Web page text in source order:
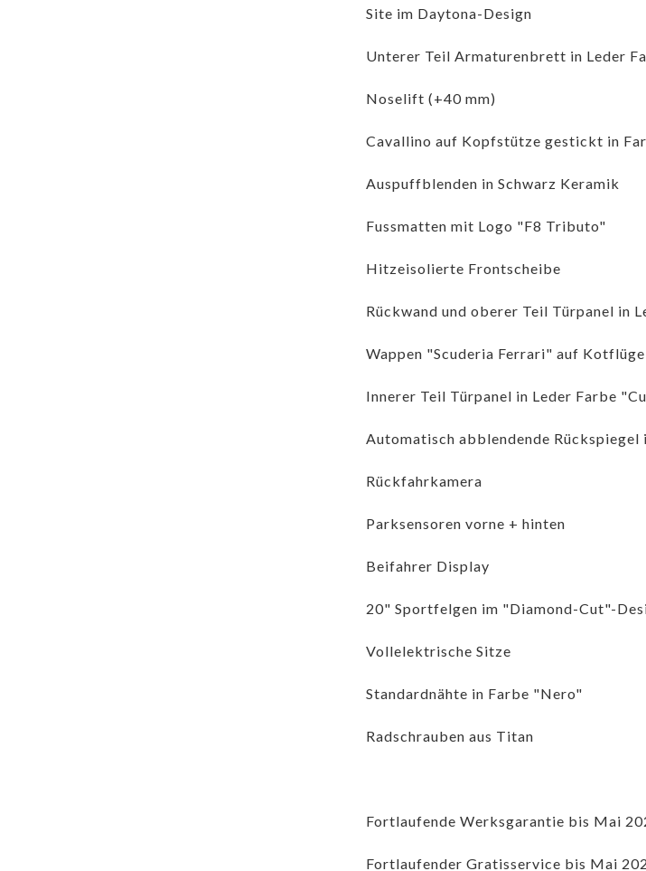
Site im Daytona-Design
Unterer Teil Armaturenbrett in Leder
Noselift (+40 mm)
Cavallino auf Kopfstütze gestickt in
Auspuffblenden in Schwarz Keramik
Fussmatten mit Logo "F8 Tributo"
Hitzeisolierte Frontscheibe
Rückwand und oberer Teil Türpanel in
Wappen "Scuderia Ferrari" auf
Innerer Teil Türpanel in Leder Farbe
Automatisch abblendende Rückspiegel
Rückfahrkamera
Parksensoren vorne + hinten
Beifahrer Display
20" Sportfelgen im "Diamond-Cut"-
Vollelektrische Sitze
Standardnähte in Farbe "Nero"
Radschrauben aus Titan
Fortlaufende Werksgarantie bis Mai
Fortlaufender Gratisservice bis Mai